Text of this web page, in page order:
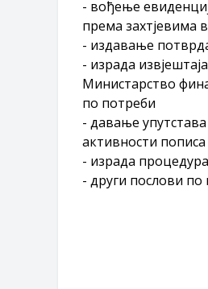
- вођење
према захтјевима
- издавање
- израда
Министарство
по потреби
- давање
активности пописа
- израда
- други послови